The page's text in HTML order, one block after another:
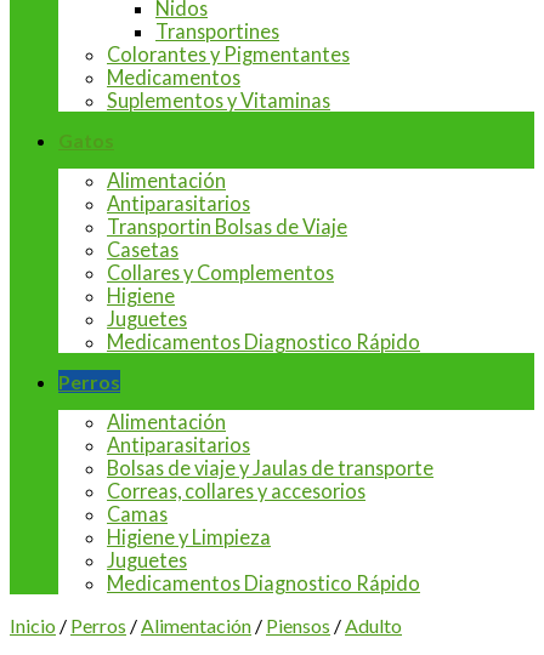
Nidos
Transportines
Colorantes y Pigmentantes
Medicamentos
Suplementos y Vitaminas
Gatos
Alimentación
Antiparasitarios
Transportin Bolsas de Viaje
Casetas
Collares y Complementos
Higiene
Juguetes
Medicamentos Diagnostico Rápido
Perros
Alimentación
Antiparasitarios
Bolsas de viaje y Jaulas de transporte
Correas, collares y accesorios
Camas
Higiene y Limpieza
Juguetes
Medicamentos Diagnostico Rápido
Inicio / Perros /Alimentación / Piensos /Adulto